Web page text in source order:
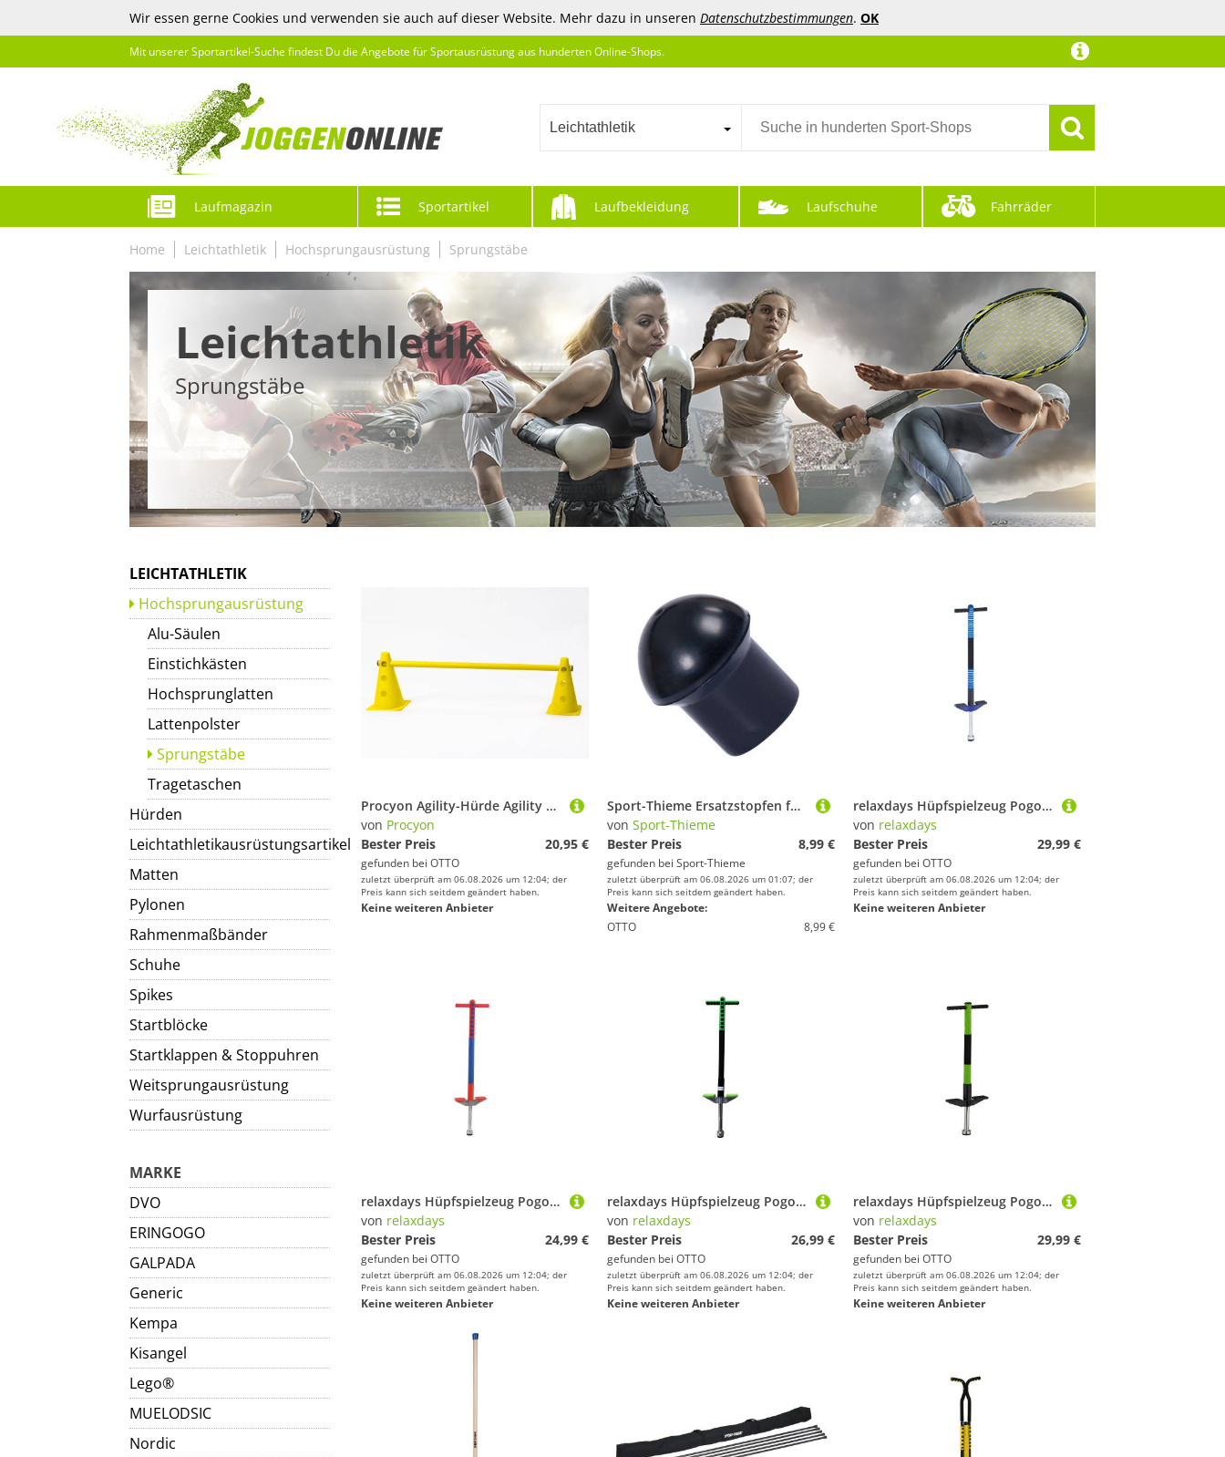
Wir essen gerne Cookies und verwenden sie auch auf dieser Website. Mehr dazu in unseren Datenschutzbestimmungen. OK
Mit unserer Sportartikel-Suche findest Du die Angebote für Sportausrüstung aus hunderten Online-Shops.
Leichtathletik
Laufmagazin Sportartikel Laufbekleidung Laufschuhe Fahrräder
Home Leichtathletik Hochsprungausrüstung Sprungstäbe
Leichtathletik
Sprungstäbe
LEICHTATHLETIK
Hochsprungausrüstung
Alu-Säulen
Einstichkästen
Hochsprunglatten
Lattenpolster
Sprungstäbe
Tragetaschen
Hürden
Leichtathletikausrüstungsartikel
Matten
Pylonen
Rahmenmaßbänder
Schuhe
Spikes
Startblöcke
Startklappen & Stoppuhren
Weitsprungausrüstung
Wurfausrüstung
MARKE
DVO
ERINGOGO
GALPADA
Generic
Kempa
Kisangel
Lego®
MUELODSIC
Nordic
Procyon Agility-Hürde Agility Set für Hunde, Steckhürdenset für Koordinationstraining, Kunststoff, (2-tlg)
von Procyon
Bester Preis
20,95 €
gefunden bei OTTO
zuletzt überprüft am 06.08.2026 um 12:04; der
Preis kann sich seitdem geändert haben.
Keine weiteren Anbieter
Sport-Thieme Ersatzstopfen für Sport-Thieme Sprungstab "Kids"
von Sport-Thieme
Bester Preis
8,99 €
gefunden bei Sport-Thieme
zuletzt überprüft am 06.08.2026 um 01:07; der
Preis kann sich seitdem geändert haben.
Weitere Angebote:
OTTO
8,99 €
relaxdays Hüpfspielzeug Pogo Stick für Kinder bis 35 kg, blau
von relaxdays
Bester Preis
29,99 €
gefunden bei OTTO
zuletzt überprüft am 06.08.2026 um 12:04; der
Preis kann sich seitdem geändert haben.
Keine weiteren Anbieter
relaxdays Hüpfspielzeug Pogo Stick für Kinder 35 kg, Blau-Rot
von relaxdays
Bester Preis
24,99 €
gefunden bei OTTO
zuletzt überprüft am 06.08.2026 um 12:04; der
Preis kann sich seitdem geändert haben.
Keine weiteren Anbieter
relaxdays Hüpfspielzeug Pogo Stick für Kinder 35 kg, Schwarz-Grün
von relaxdays
Bester Preis
26,99 €
gefunden bei OTTO
zuletzt überprüft am 06.08.2026 um 12:04; der
Preis kann sich seitdem geändert haben.
Keine weiteren Anbieter
relaxdays Hüpfspielzeug Pogo Stick für Kinder bis 35 kg, grün
von relaxdays
Bester Preis
29,99 €
gefunden bei OTTO
zuletzt überprüft am 06.08.2026 um 12:04; der
Preis kann sich seitdem geändert haben.
Keine weiteren Anbieter